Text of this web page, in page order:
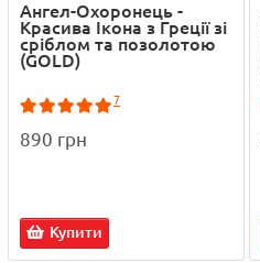
Ангел-Охоронець -
Красива Ікона з Греції зі
сріблом та позолотою
(GOLD)
7
890 грн
Купити